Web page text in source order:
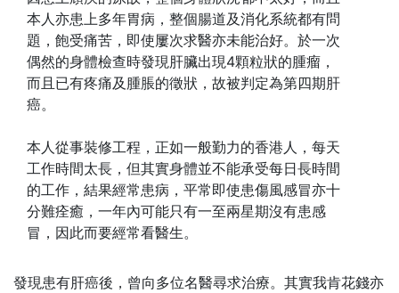
本人亦患上多年胃病，整個腸道及消化系統都有問
題，飽受痛苦，即使屢次求醫亦未能治好。於一次
偶然的身體檢查時發現肝臟出現4顆粒狀的腫瘤，
而且已有疼痛及腫脹的徵狀，故被判定為第四期肝
癌。
本人從事裝修工程，正如一般勤力的香港人，每天
工作時間太長，但其實身體並不能承受每日長時間
的工作，結果經常患病，平常即使患傷風感冒亦十
分難痊癒，一年內可能只有一至兩星期沒有患感
冒，因此而要經常看醫生。
發現患有肝癌後，曾向多位名醫尋求治療。其實我肯花錢亦